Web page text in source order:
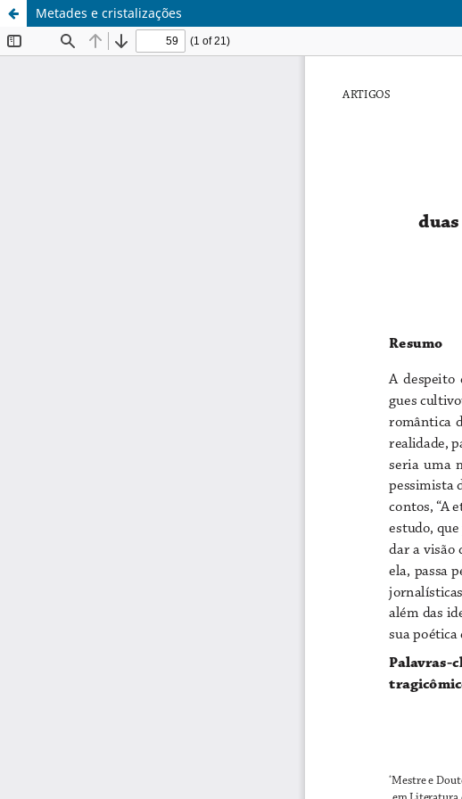
Metades e cristalizações